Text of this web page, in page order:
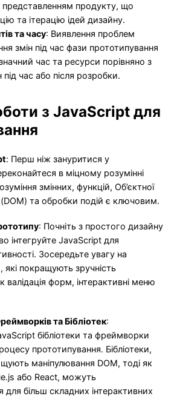
представленням продукту, що
та ітерацію ідей дизайну.
та часу: Виявлення проблем
змін під час фази прототипування
час та ресурси порівняно з
час або після розробки.
з JavaScript для
: Перш ніж зануритися у
в міцному розумінні
змінних, функцій, Об’єктної
та обробки подій є ключовим.
: Почніть з простого дизайну
інтегруйте JavaScript для
Зосередьте увагу на
які покращують зручність
валідація форм, інтерактивні меню
та Бібліотек:
бібліотеки та фреймворки
прототипування. Бібліотеки,
маніпулювання DOM, тоді як
або React, можуть
для більш складних інтерактивних